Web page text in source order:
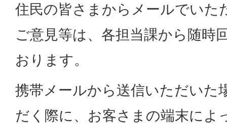
住民の皆さまからメールでいた
ご意見等は、各担当課から随時
おります。
携帯メールから送信いただいた
だく際に、お客さまの端末によ